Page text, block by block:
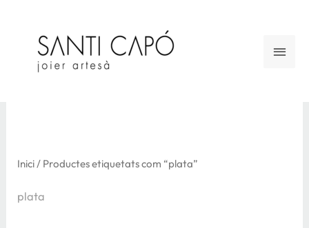
contingut
Menú
Inici/ Productes etiquetats com “plata”
plata